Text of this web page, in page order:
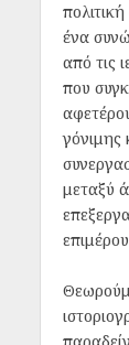
ένα
από τις
που
γόνιμης
μεταξύ